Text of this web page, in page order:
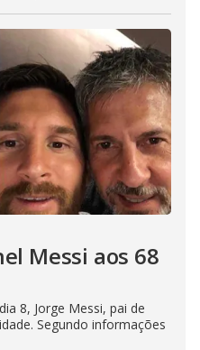
Messi aos 68
8, Jorge Messi, pai de
Segundo informações